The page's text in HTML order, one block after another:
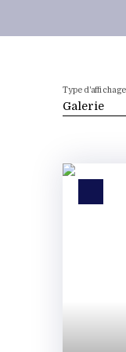
Galerie
Type d'affichage